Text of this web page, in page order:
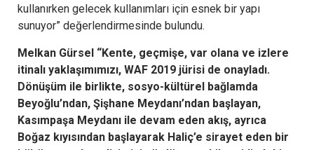
kullanırken gelecek kullanımları için esnek bir yapı
sunuyor” değerlendirmesinde bulundu.
Melkan Gürsel “Kente, geçmişe, var olana ve izlere
itinalı yaklaşımımızı, WAF 2019 jürisi de onayladı.
Dönüşüm ile birlikte, sosyo-kültürel bağlamda
Beyoğlu’ndan, Şişhane Meydanı’ndan başlayan,
Kasımpaşa Meydanı ile devam eden akış, ayrıca
Boğaz kıyısından başlayarak Haliç’e sirayet eden bir